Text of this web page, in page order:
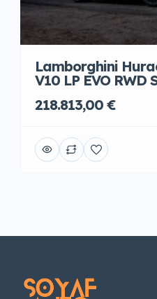
Lamborghini
V10 LP EVO RWD
218.813,00 €